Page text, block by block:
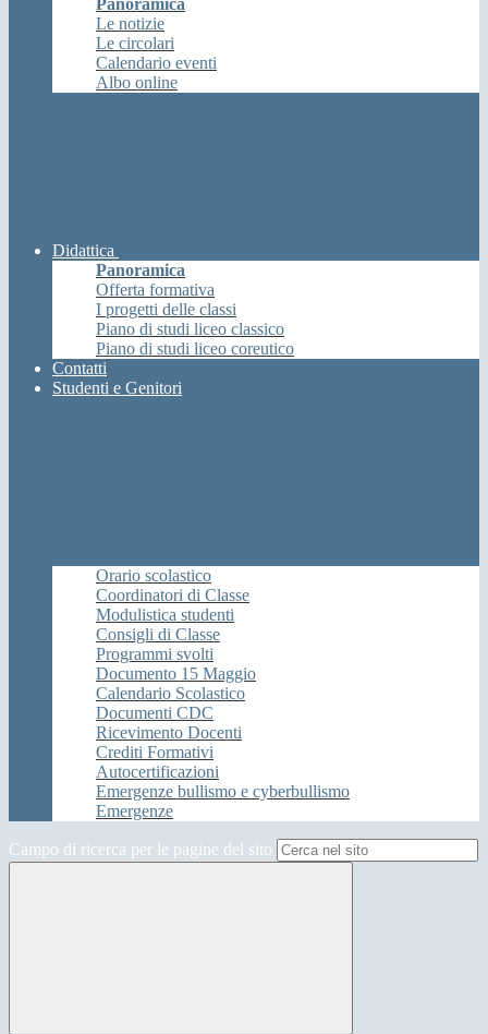
Panoramica
Le notizie
Le circolari
Calendario eventi
Albo online
Didattica
Panoramica
Offerta formativa
I progetti delle classi
Piano di studi liceo classico
Piano di studi liceo coreutico
Contatti
Studenti e Genitori
Orario scolastico
Coordinatori di Classe
Modulistica studenti
Consigli di Classe
Programmi svolti
Documento 15 Maggio
Calendario Scolastico
Documenti CDC
Ricevimento Docenti
Crediti Formativi
Autocertificazioni
Emergenze bullismo e cyberbullismo
Emergenze
Campo di ricerca per le pagine del sito